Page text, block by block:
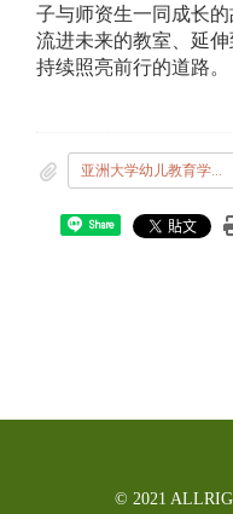
子与师资生一同成长
流进未来的教室、延
持续照亮前行的道路。
亚洲大学幼儿教育学系_114年史怀哲教育服务计画新闻稿.pdf
Share
© 2021